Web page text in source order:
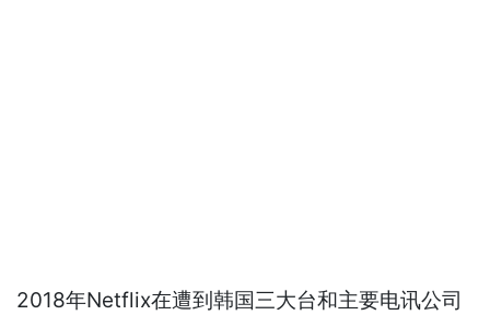
2018年Netflix在遭到韩国三大台和主要电讯公司